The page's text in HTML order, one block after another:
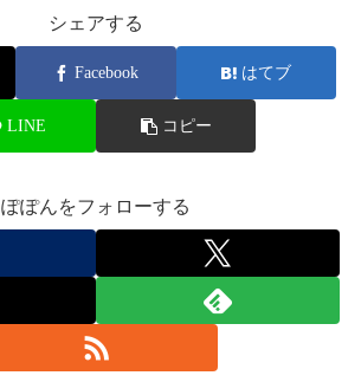
シェアする
Facebook はてブ
LINE コピー
ぽぽんをフォローする